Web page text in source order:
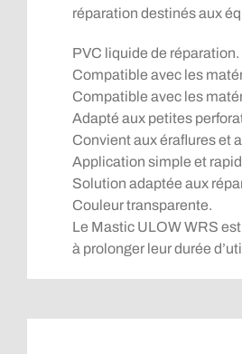
réparation destinés aux
PVC liquide de réparation.
Compatible avec les
Compatible avec les
Adapté aux petites
Convient aux éraflures et
Application simple et
Solution adaptée aux
Couleur transparente.
Le Mastic ULOW WRS
à prolonger leur durée